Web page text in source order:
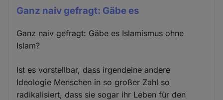
Ganz naiv gefragt: Gäbe es
Ganz naiv gefragt: Gäbe es Islamismus ohne
Islam?
Ist es vorstellbar, dass irgendeine andere
Ideologie Menschen in so großer Zahl so
radikalisiert, dass sie sogar ihr Leben für den